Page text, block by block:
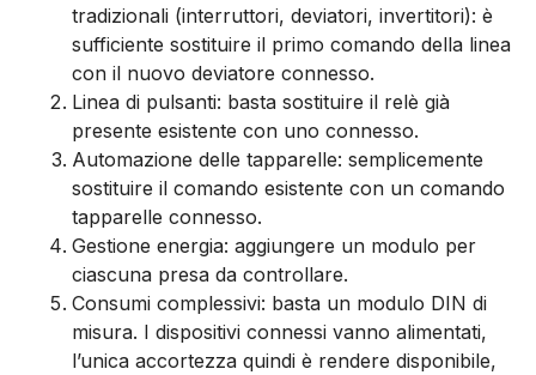
tradizionali (interruttori, deviatori, invertitori): è
sufficiente sostituire il primo comando della linea
con il nuovo deviatore connesso.
Linea di pulsanti: basta sostituire il relè già
presente esistente con uno connesso.
Automazione delle tapparelle: semplicemente
sostituire il comando esistente con un comando
tapparelle connesso.
Gestione energia: aggiungere un modulo per
ciascuna presa da controllare.
Consumi complessivi: basta un modulo DIN di
misura. I dispositivi connessi vanno alimentati,
l’unica accortezza quindi è rendere disponibile,